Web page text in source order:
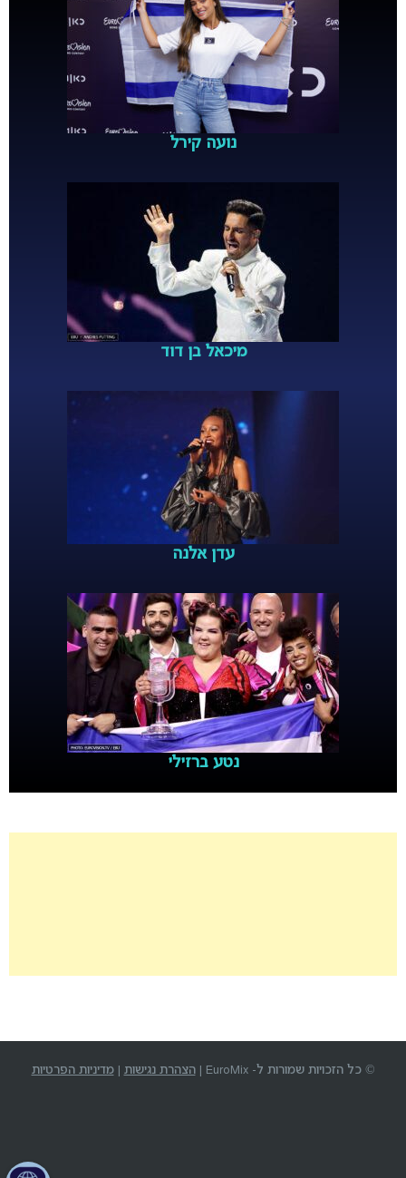
נועה קירל
מיכאל בן דוד
עדן אלנה
נטע ברזילי
© כל הזכויות שמורות ל- EuroMix | הצהרת נגישות| מדיניות הפרטיות